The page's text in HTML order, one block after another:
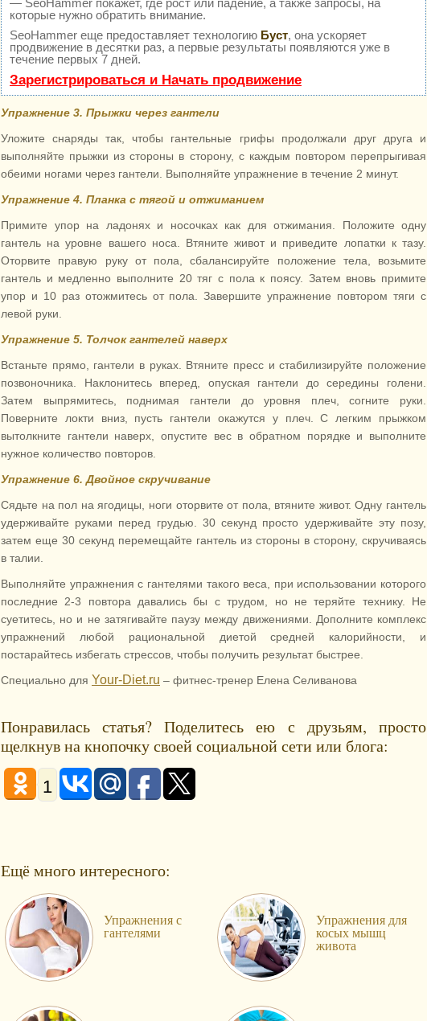
— SeoHammer покажет, где рост или падение, а также запросы, на
которые нужно обратить внимание.
SeoHammer еще предоставляет технологию Буст, она ускоряет
продвижение в десятки раз, а первые результаты появляются уже в
течение первых 7 дней.
Зарегистрироваться и Начать продвижение
Упражнение 3. Прыжки через гантели
Уложите снаряды так, чтобы гантельные грифы продолжали друг друга и
выполняйте прыжки из стороны в сторону, с каждым повтором перепрыгивая
обеими ногами через гантели. Выполняйте упражнение в течение 2 минут.
Упражнение 4. Планка с тягой и отжиманием
Примите упор на ладонях и носочках как для отжимания. Положите одну
гантель на уровне вашего носа. Втяните живот и приведите лопатки к тазу.
Оторвите правую руку от пола, сбалансируйте положение тела, возьмите
гантель и медленно выполните 20 тяг с пола к поясу. Затем вновь примите
упор и 10 раз отожмитесь от пола. Завершите упражнение повтором тяги с
левой руки.
Упражнение 5. Толчок гантелей наверх
Встаньте прямо, гантели в руках. Втяните пресс и стабилизируйте положение
позвоночника. Наклонитесь вперед, опуская гантели до середины голени.
Затем выпрямитесь, поднимая гантели до уровня плеч, согните руки.
Поверните локти вниз, пусть гантели окажутся у плеч. С легким прыжком
вытолкните гантели наверх, опустите вес в обратном порядке и выполните
нужное количество повторов.
Упражнение 6. Двойное скручивание
Сядьте на пол на ягодицы, ноги оторвите от пола, втяните живот. Одну гантель
удерживайте руками перед грудью. 30 секунд просто удерживайте эту позу,
затем еще 30 секунд перемещайте гантель из стороны в сторону, скручиваясь
в талии.
Выполняйте упражнения с гантелями такого веса, при использовании которого
последние 2-3 повтора давались бы с трудом, но не теряйте технику. Не
суетитесь, но и не затягивайте паузу между движениями. Дополните комплекс
упражнений любой рациональной диетой средней калорийности, и
постарайтесь избегать стрессов, чтобы получить результат быстрее.
Специально для Your-Diet.ru – фитнес-тренер Елена Селиванова
Понравилась статья? Поделитесь ею с друзьям, просто
щелкнув на кнопочку своей социальной сети или блога:
1
Ещё много интересного:
Упражнения с
гантелями
Упражнения для
косых мышц
живота